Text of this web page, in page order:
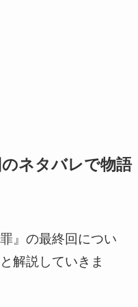
ネタバレで物語
』の最終回につい
解説していきま